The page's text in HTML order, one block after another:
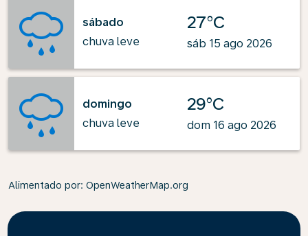
sábado
chuva leve
27°C
sáb 15 ago 2026
domingo
chuva leve
29°C
dom 16 ago 2026
Alimentado por: OpenWeatherMap.org